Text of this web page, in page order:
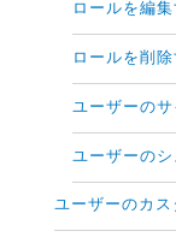
ロールを編集
ロールを削除
ユーザーの
ユーザーの
ユーザーのカ